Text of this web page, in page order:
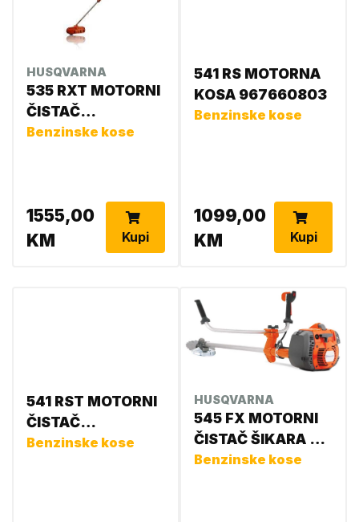
HUSQVARNA
535 RXT MOTORNI
ČISTAČ
966628901
Benzinske kose
1555,00
KM
Kupi
541 RS MOTORNA
KOSA 967660803
Benzinske kose
1099,00
KM
Kupi
541 RST MOTORNI
ČISTAČ
967660904
Benzinske kose
HUSQVARNA
545 FX MOTORNI
ČISTAČ ŠIKARA HQ
966015601
Benzinske kose